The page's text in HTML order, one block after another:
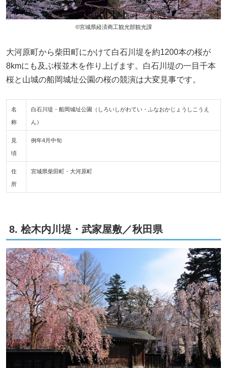
©宮城県経済商工観光部観光課
大河原町から柴田町にかけて白石川堤を約1200本の桜が
8kmにも及ぶ桜並木を作り上げます。白石川堤の一目千本
桜と山城の船岡城址公園の桜の競演は大変見事です。
名
称
白石川堤・船岡城址公園（しろいしがわてい・ふなおかじょうしこうえ
ん）
見
頃
例年4月中旬
住
所
宮城県柴田町・大河原町
8. 桧木内川堤・武家屋敷／秋田県